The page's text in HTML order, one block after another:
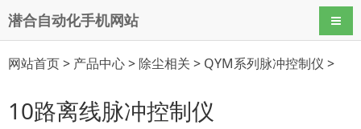
潜合自动化手机网站 导航
网站首页> 产品中心>除尘相关 > QYM系列脉冲控制仪 >
10路离线脉冲控制仪